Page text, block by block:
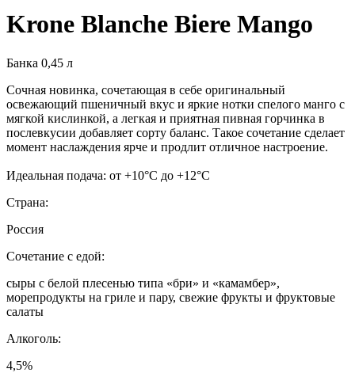
Krone Blanche Biere Mango
Банка 0,45 л
Сочная новинка, сочетающая в себе оригинальный
освежающий пшеничный вкус и яркие нотки спелого манго с
мягкой кислинкой, а легкая и приятная пивная горчинка в
послевкусии добавляет сорту баланс. Такое сочетание сделает
момент наслаждения ярче и продлит отличное настроение.
Идеальная подача: от +10°С до +12°С
Страна:
Россия
Сочетание с едой:
сыры с белой плесенью типа «бри» и «камамбер»,
морепродукты на гриле и пару, свежие фрукты и фруктовые
салаты
Алкоголь:
4,5%